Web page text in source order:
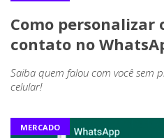
Como personalizar
contato no
Saiba quem falou com você sem
celular!
MERCADO